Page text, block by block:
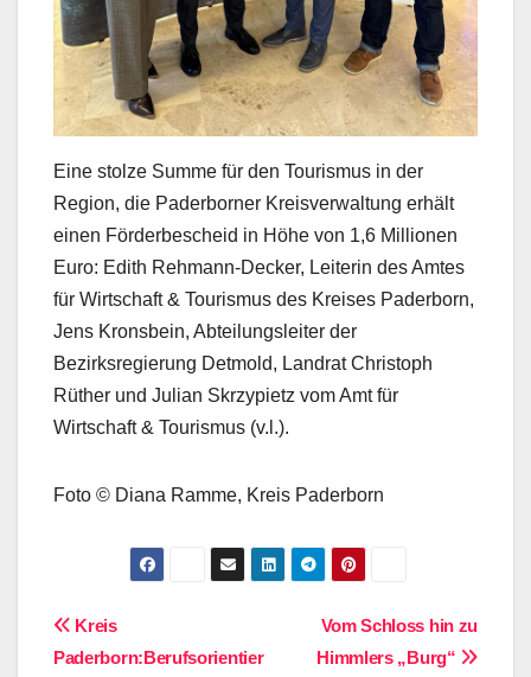
Eine stolze Summe für den Tourismus in der
Region, die Paderborner Kreisverwaltung erhält
einen Förderbescheid in Höhe von 1,6 Millionen
Euro: Edith Rehmann-Decker, Leiterin des Amtes
für Wirtschaft & Tourismus des Kreises Paderborn,
Jens Kronsbein, Abteilungsleiter der
Bezirksregierung Detmold, Landrat Christoph
Rüther und Julian Skrzypietz vom Amt für
Wirtschaft & Tourismus (v.l.).
Foto © Diana Ramme, Kreis Paderborn
BeitragsnavigationVom Schloss hin zu
Himmlers „Burg“
Kreis
Paderborn:Berufsorientier